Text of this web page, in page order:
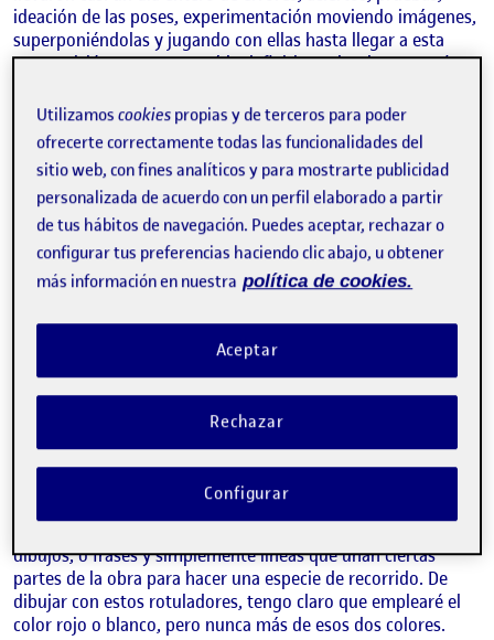
ideación de las poses, experimentación moviendo imágenes,
superponiéndolas y jugando con ellas hasta llegar a esta
composición, que creo será la definitiva sobre la que actúa.
Sobre ellas estoy pensando en dibujar con rotuladores
dibujos, o frases y simplemente líneas que unan ciertas
partes de la obra para hacer una especie de recorrido. De
dibujar con estos rotuladores, tengo claro que emplearé el
color rojo o blanco, pero nunca más de esos dos colores.
Utilizamoscookies propias y de terceros para poder
ofrecerte correctamente todas las funcionalidades del
sitio web, con fines analíticos y para mostrarte publicidad
personalizada de acuerdo con un perfil elaborado a partir
de tus hábitos de navegación. Puedes aceptar, rechazar o
configurar tus preferencias haciendo clic abajo, u obtener
más información en nuestra política de cookies.
Rechazar
Aceptar
Configurar